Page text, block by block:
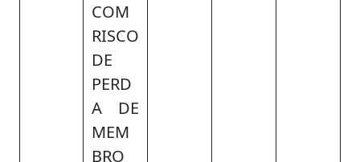
COM
RISCO
DE
PERD
A DE
MEM
BRO